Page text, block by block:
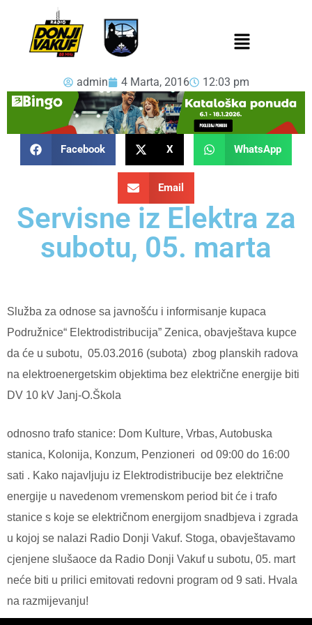
admin 4 Marta, 2016 12:03 pm
Facebook X WhatsApp
Email
Servisne iz Elektra za
subotu, 05. marta
Služba za odnose sa javnošću i informisanje kupaca
Podružnice“ Elektrodistribucija” Zenica, obavještava kupce
da će u subotu, 05.03.2016 (subota) zbog planskih radova
na elektroenergetskim objektima bez električne energije biti
DV 10 kV Janj-O.Škola
odnosno trafo stanice: Dom Kulture, Vrbas, Autobuska
stanica, Kolonija, Konzum, Penzioneri od 09:00 do 16:00
sati . Kako najavljuju iz Elektrodistribucije bez električne
energije u navedenom vremenskom period bit će i trafo
stanice s koje se električnom energijom snadbjeva i zgrada
u kojoj se nalazi Radio Donji Vakuf. Stoga, obavještavamo
cjenjene slušaoce da Radio Donji Vakuf u subotu, 05. mart
neće biti u prilici emitovati redovni program od 9 sati. Hvala
na razmijevanju!